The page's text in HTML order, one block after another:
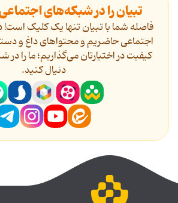
تبیان را در شبکه‌های
فاصله شما با تبیان تنها یک کلیک
اجتماعی حاضریم و محتواهای داغ و
کیفیت در اختیارتان می‌گذاریم؛ ما را
دنیال کنید.